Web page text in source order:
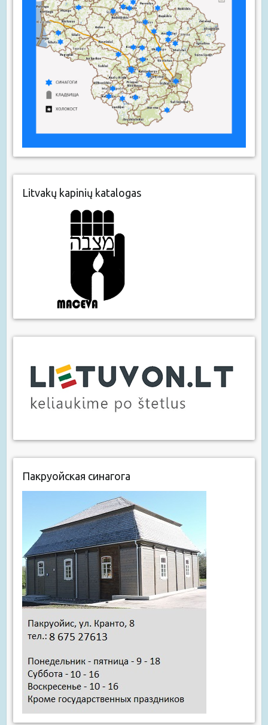
Litvakų kapinių katalogas
Пакруойская синагога